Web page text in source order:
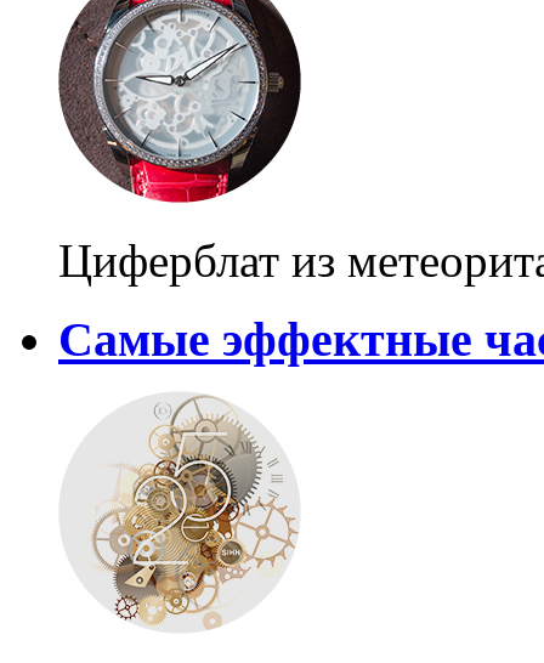
Циферблат из
Самые эффектные